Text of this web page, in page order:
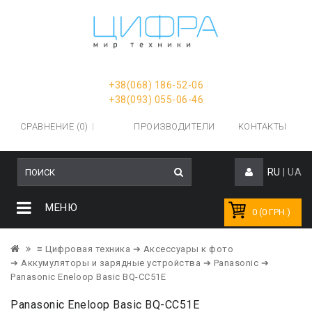
+38(068) 186-52-06
+38(093) 055-06-46
СРАВНЕНИЕ (0) ПРОИЗВОДИТЕЛИ КОНТАКТЫ
RU UA
0 (0 ГРН.)
МЕНЮ
≡ Цифровая техника ➔ Аксессуары к фото
➔ Аккумуляторы и зарядные устройства ➔ Panasonic ➔
Panasonic Eneloop Basic BQ-CC51E
Panasonic Eneloop Basic BQ-CC51E